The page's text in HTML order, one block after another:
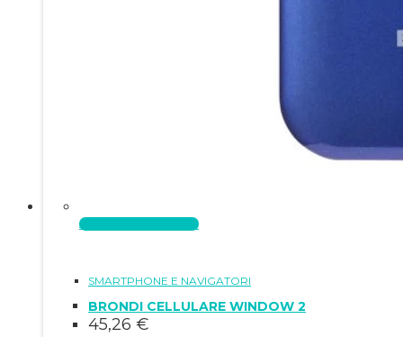
Aggiungi al carrello
SMARTPHONE E NAVIGATORI
BRONDI CELLULARE WINDOW 2
45,26 €